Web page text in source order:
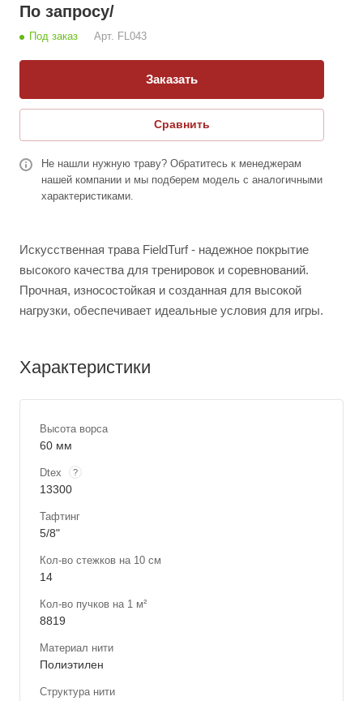
По запросу/
Под заказ Арт. FL043
Заказать
Сравнить
Не нашли нужную траву? Обратитесь к менеджерам
нашей компании и мы подберем модель с аналогичными
характеристиками.
Искусственная трава FieldTurf - надежное покрытие
высокого качества для тренировок и соревнований.
Прочная, износостойкая и созданная для высокой
нагрузки, обеспечивает идеальные условия для игры.
Характеристики
Высота ворса
60 мм
Dtex ?
13300
Тафтинг
5/8"
Кол-во стежков на 10 см
14
Кол-во пучков на 1 м²
8819
Материал нити
Полиэтилен
Структура нити